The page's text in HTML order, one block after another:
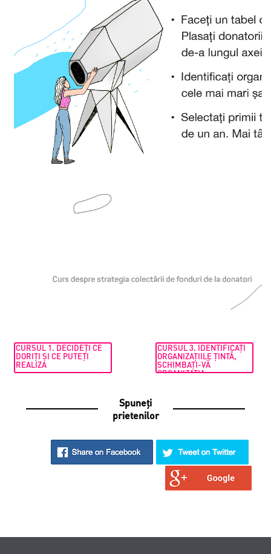
CURSUL 1. DECIDEȚI CE
DORIȚI ȘI CE PUTEȚI
REALIZA
CURSUL 3. IDENTIFICAȚI
ORGANIZAȚIILE ȚINTĂ,
SCHIMBAȚI-VĂ
ORGANIZAȚIA
Spuneți
prietenilor